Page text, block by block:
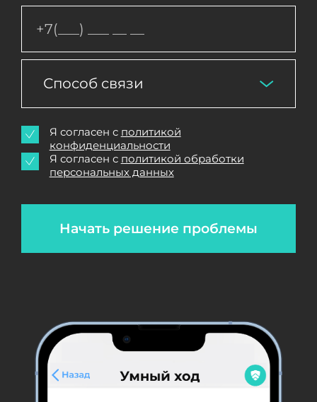
Способ связи
Начать решение проблемы
Я согласен с политикой
конфиденциальности
Я согласен с политикой обработки
персональных данных